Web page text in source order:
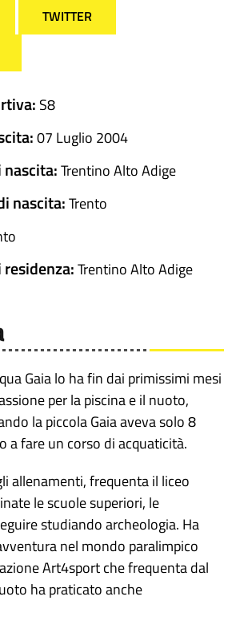
TWITTER
S8
07 Luglio 2004
nascita:Trentino Alto Adige
nascita:Trento
Trentino Alto Adige
Gaia lo ha fin dai primissimi mesi
per la piscina e il nuoto,
la piccola Gaia aveva solo 8
a fare un corso di acquaticità.
allenamenti, frequenta il liceo
le scuole superiori, le
studiando archeologia. Ha
nel mondo paralimpico
Art4sport che frequenta dal
ha praticato anche